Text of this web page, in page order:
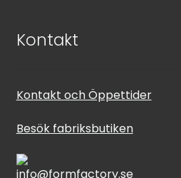
Kontakt
Kontakt och Öppettider
Besök fabriksbutiken
info@formfactory.se